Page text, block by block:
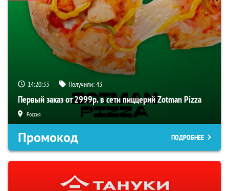
14:20:32 Получили:43
Первый заказ от 2999р. в сети пиццерий Zotman Pizza
Россия
Промокод ПОДРОБНЕЕ